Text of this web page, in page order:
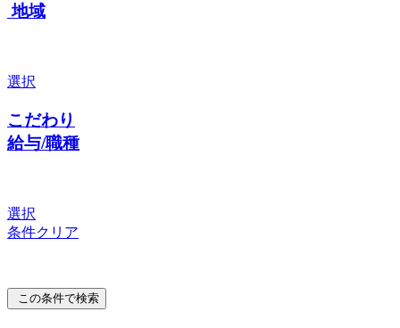
地域
選択
こだわり
給与/職種
選択
条件クリア
この条件で検索